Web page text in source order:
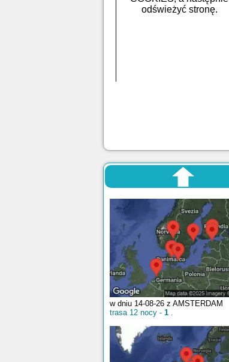
odświeżyć stronę.